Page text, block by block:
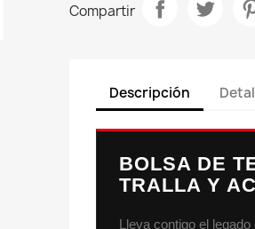
Compartir
Descripción
BOLSA DE
TRALLA Y
Lleva contigo el